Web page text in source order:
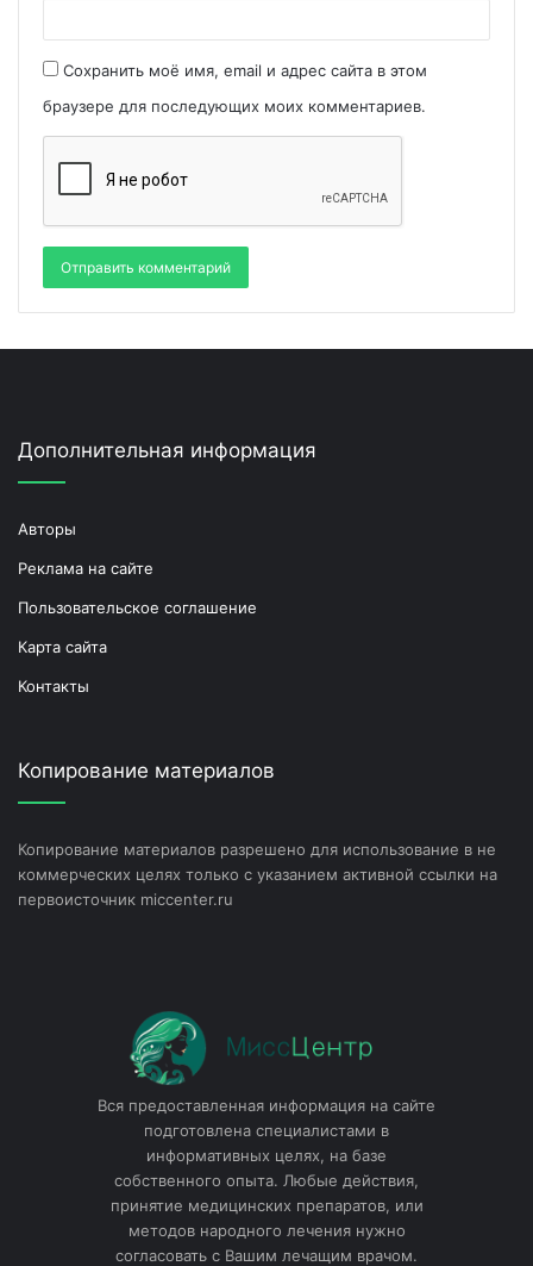
Сохранить моё имя, email и адрес сайта в этом
браузере для последующих моих комментариев.
Дополнительная информация
Авторы
Реклама на сайте
Пользовательское соглашение
Карта сайта
Контакты
Копирование материалов
Копирование материалов разрешено для использование в не
коммерческих целях только с указанием активной ссылки на
первоисточник miccenter.ru
Вся предоставленная информация на сайте
подготовлена специалистами в
информативных целях, на базе
собственного опыта. Любые действия,
принятие медицинских препаратов, или
методов народного лечения нужно
согласовать с Вашим лечащим врачом.